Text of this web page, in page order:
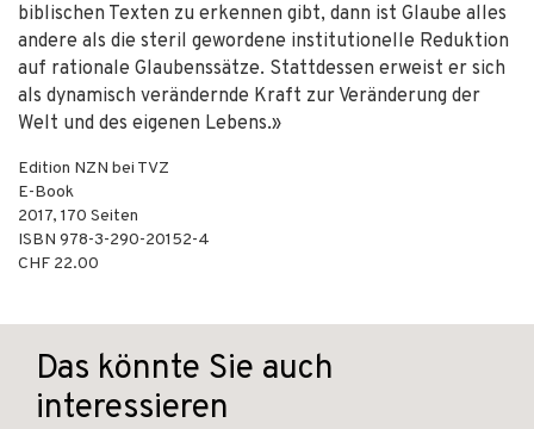
biblischen Texten zu erkennen gibt, dann ist Glaube alles
andere als die steril gewordene institutionelle Reduktion
auf rationale Glaubenssätze. Stattdessen erweist er sich
als dynamisch verändernde Kraft zur Veränderung der
Welt und des eigenen Lebens.»
Edition NZN bei TVZ
E-Book
2017, 170 Seiten
ISBN 978-3-290-20152-4
CHF 22.00
Das könnte Sie auch
interessieren